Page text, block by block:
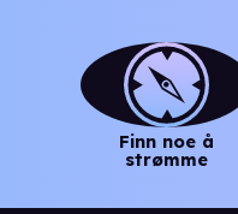
Finn noe å
strømme